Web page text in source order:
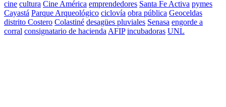
cine cultura Cine América emprendedores Santa Fe Activa pymes
Cayastá Parque Arqueológico ciclovía obra pública Geoceldas
distrito Costero Colastiné desagües pluviales Senasa engorde a
corral consignatario de hacienda AFIP incubadoras UNL